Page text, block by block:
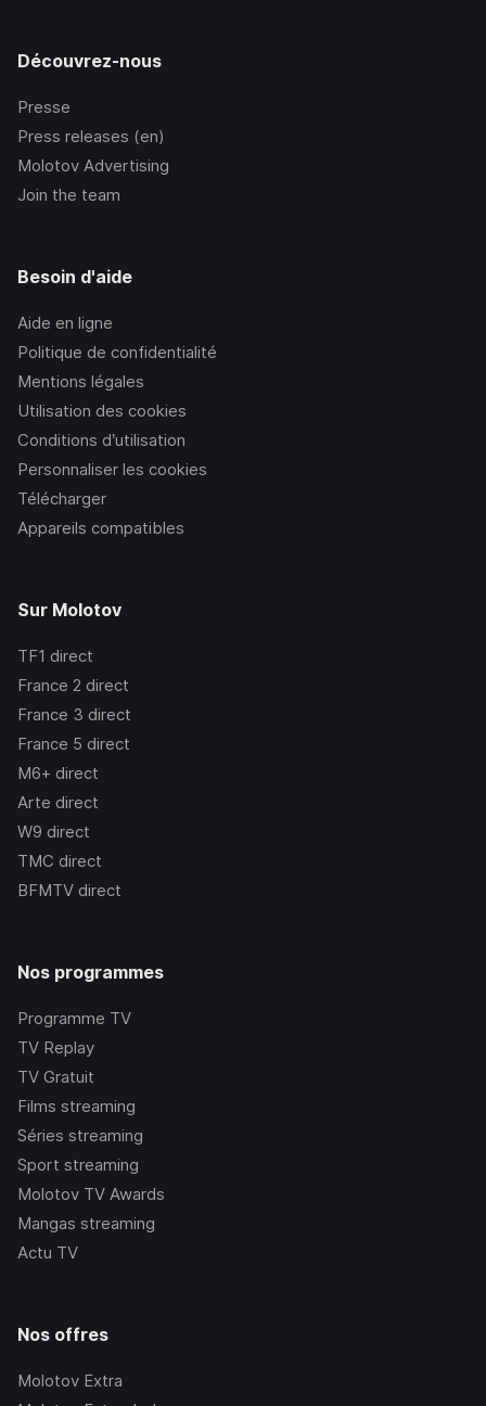
Découvrez-nous
Presse
Press releases (en)
Molotov Advertising
Join the team
Besoin d'aide
Aide en ligne
Politique de confidentialité
Mentions légales
Utilisation des cookies
Conditions d’utilisation
Personnaliser les cookies
Télécharger
Appareils compatibles
Sur Molotov
TF1 direct
France 2 direct
France 3 direct
France 5 direct
M6+ direct
Arte direct
W9 direct
TMC direct
BFMTV direct
Nos programmes
Programme TV
TV Replay
TV Gratuit
Films streaming
Séries streaming
Sport streaming
Molotov TV Awards
Mangas streaming
Actu TV
Nos offres
Molotov Extra